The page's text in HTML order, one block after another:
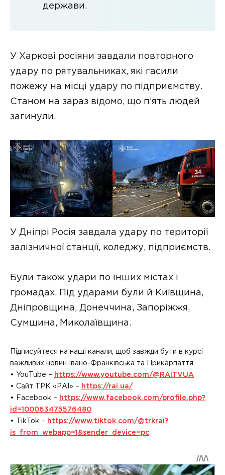
держави.
У Харкові росіяни завдали повторного
удару по рятувальниках, які гасили
пожежу на місці удару по підприємству.
Станом на зараз відомо, що п’ять людей
загинули.
У Дніпрі Росія завдала удару по території
залізничної станції, коледжу, підприємств.
Були також удари по інших містах і
громадах. Під ударами були й Київщина,
Дніпровщина, Донеччина, Запоріжжя,
Сумщина, Миколаївщина.
Підписуйтеся на наші канали, щоб завжди бути в курсі
важливих новин Івано-Франківська та Прикарпаття.
• YouTube – https://www.youtube.com/@RAITVUA
• Сайт ТРК «РАІ» – https://rai.ua/
• Facebook – https://www.facebook.com/profile.php?
id=100063475576480
• TikTok – https://www.tiktok.com/@trkrai?
is_from_webapp=1&sender_device=pc